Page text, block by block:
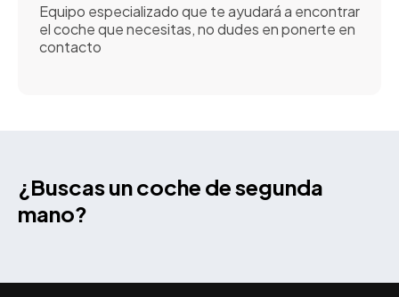
Equipo especializado que te ayudará a encontrar
el coche que necesitas, no dudes en ponerte en
contacto
¿Buscas un coche de segunda
mano?